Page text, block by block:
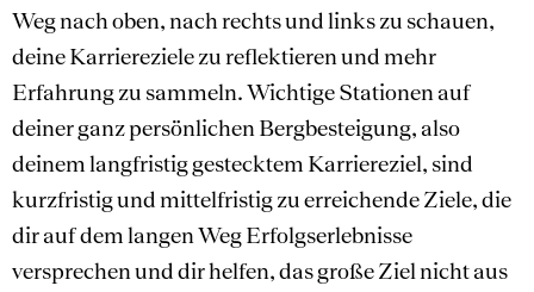
Weg nach oben, nach rechts und links zu schauen,
deine Karriereziele zu reflektieren und mehr
Erfahrung zu sammeln. Wichtige Stationen auf
deiner ganz persönlichen Bergbesteigung, also
deinem langfristig gestecktem Karriereziel, sind
kurzfristig und mittelfristig zu erreichende Ziele, die
dir auf dem langen Weg Erfolgserlebnisse
versprechen und dir helfen, das große Ziel nicht aus